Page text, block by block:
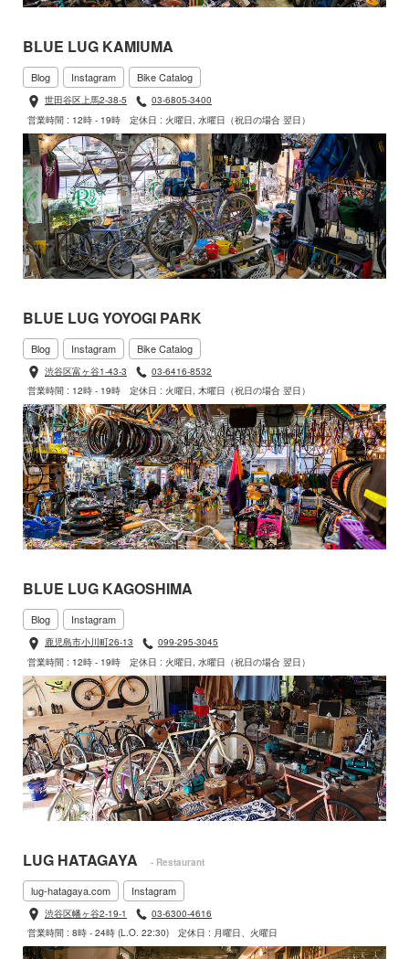
BLUE LUG KAMIUMA
Blog Instagram Bike Catalog
世田谷区上馬2-38-5
03-6805-3400
営業時間 : 12時 - 19時
定休日 : 火曜日, 水曜日（祝日の場合 翌日）
BLUE LUG YOYOGI PARK
Blog Instagram Bike Catalog
渋谷区富ヶ谷1-43-3
03-6416-8532
営業時間 : 12時 - 19時
定休日 : 火曜日, 木曜日（祝日の場合 翌日）
BLUE LUG KAGOSHIMA
Blog Instagram
鹿児島市小川町26-13
099-295-3045
営業時間 : 12時 - 19時
定休日 : 火曜日, 水曜日（祝日の場合 翌日）
LUG HATAGAYA - Restaurant
lug-hatagaya.com Instagram
渋谷区幡ヶ谷2-19-1
03-6300-4616
営業時間 : 8時 - 24時 (L.O. 22:30)
定休日 : 月曜日、火曜日